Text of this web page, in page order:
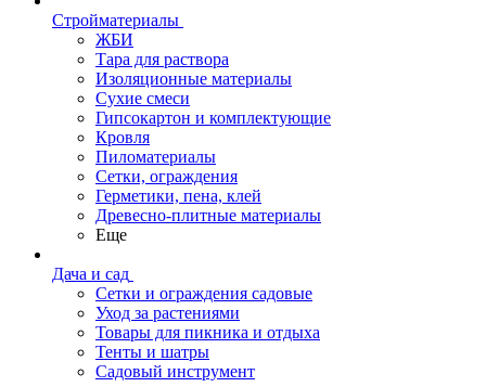
Стройматериалы
ЖБИ
Тара для раствора
Изоляционные материалы
Сухие смеси
Гипсокартон и комплектующие
Кровля
Пиломатериалы
Сетки, ограждения
Герметики, пена, клей
Древесно-плитные материалы
Еще
Дача и сад
Сетки и ограждения садовые
Уход за растениями
Товары для пикника и отдыха
Тенты и шатры
Садовый инструмент